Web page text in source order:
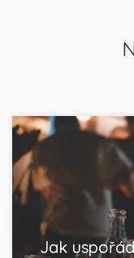
Jak